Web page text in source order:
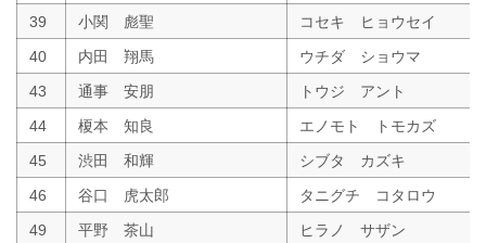
39
小関 彪聖
コセキ ヒョウセイ
40
内田 翔馬
ウチダ ショウマ
43
通事 安朋
トウジ アント
44
榎本 知良
エノモト トモカズ
45
渋田 和輝
シブタ カズキ
46
谷口 虎太郎
タニグチ コタロウ
49
平野 茶山
ヒラノ サザン